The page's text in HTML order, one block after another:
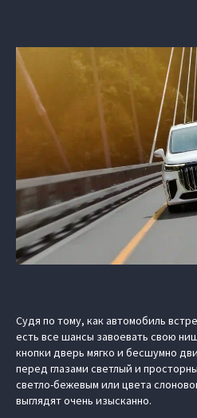
Судя по тому, как автомобиль
есть все шансы завоевать свою
кнопки дверь мягко и бесшумно
перед глазами светлый и
светло-бежевым или цвета
выглядят очень изысканно.